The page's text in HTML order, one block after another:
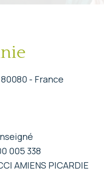
- France
005 338
AMIENS PICARDIE